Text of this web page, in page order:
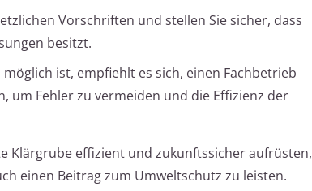
Vorschriften und stellen Sie sicher, dass
besitzt.
ist, empfiehlt es sich, einen Fachbetrieb
Fehler zu vermeiden und die Effizienz der
Klärgrube effizient und zukunftssicher aufrüsten,
einen Beitrag zum Umweltschutz zu leisten.